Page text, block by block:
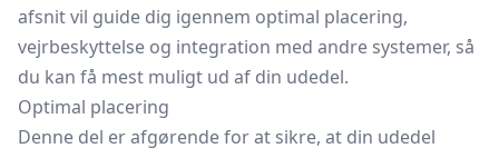
afsnit vil guide dig igennem optimal placering,
vejrbeskyttelse og integration med andre systemer, så
du kan få mest muligt ud af din udedel.
Optimal placering
Denne del er afgørende for at sikre, at din udedel